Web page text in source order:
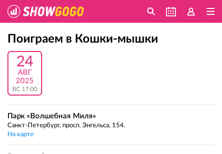
Поиграем в Кошки-мышки
24
АВГ
2025
ВС 17:00
Парк «Волшебная Миля»
Санкт-Петербург, просп. Энгельса, 154.
На карте